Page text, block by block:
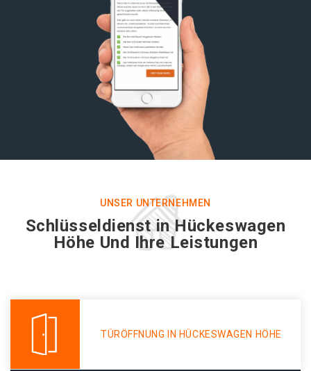
UNSER UNTERNEHMEN
Schlüsseldienst in Hückeswagen
Höhe Und Ihre Leistungen
TÜRÖFFNUNG IN HÜCKESWAGEN HÖHE